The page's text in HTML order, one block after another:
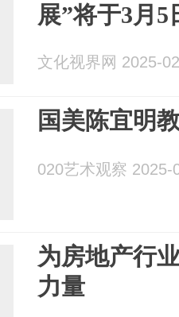
展”将于3月
文化视界网 2025-
国美陈宜明
020艺术观察 2025-
为房地产行
力量